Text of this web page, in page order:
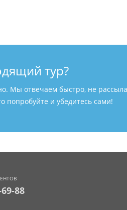
тур?
Мы отвечаем быстро, не
попробуйте и убедитесь сами!
88